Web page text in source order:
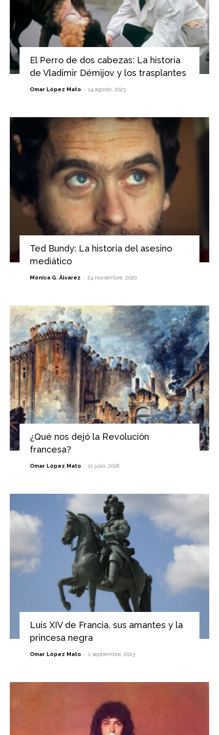
El Perro de dos cabezas: La historia
de Vladímir Démijov y los trasplantes
Omar López Mato - 14 agosto, 2023
Ted Bundy: La historia del asesino
mediático
Mónica G. Álvarez - 24 noviembre, 2020
¿Qué nos dejó la Revolución
francesa?
Omar López Mato - 11 julio, 2018
Luis XIV de Francia, sus amantes y la
princesa negra
Omar López Mato - 1 septiembre, 2023